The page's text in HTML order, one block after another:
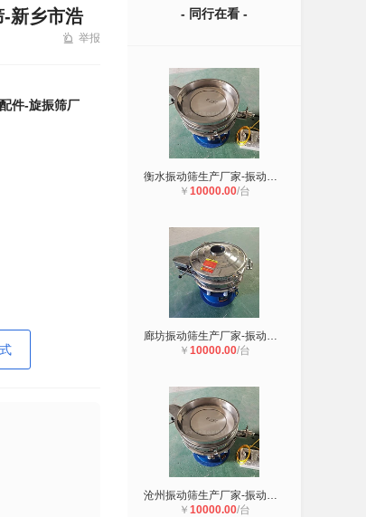
新乡市浩
举报
件-旋振筛厂
- 同行在看 -
衡水振动筛生产厂家-振动筛厂家-振动
￥ 10000.00/台
廊坊振动筛生产厂家-振动筛厂家-振动
￥ 10000.00/台
沧州振动筛生产厂家-振动筛厂家-振动
￥ 10000.00/台